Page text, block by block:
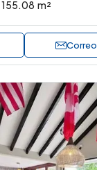
155.08 m²
Correo